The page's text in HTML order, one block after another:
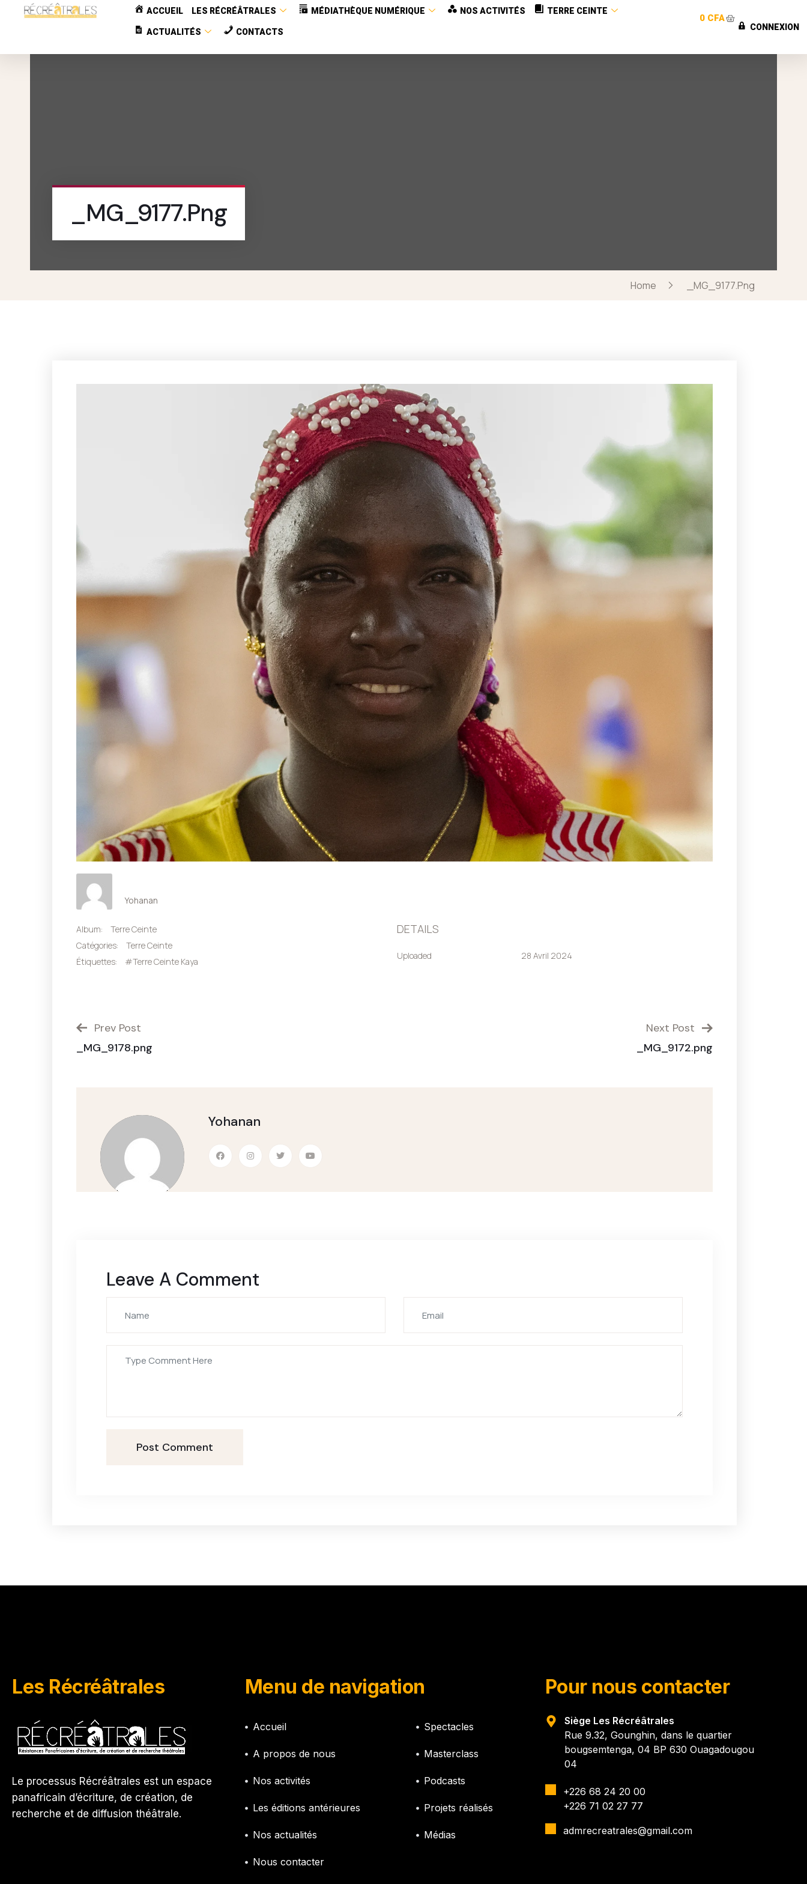
ACCUEIL LES RÉCRÉÂTRALES MÉDIATHÈQUE NUMÉRIQUE NOS ACTIVITÉS TERRE CEINTE
ACTUALITÉS CONTACTS
0 CFA
CONNEXION
_MG_9177.png
Home _MG_9177.png
Yohanan
Album:
Terre Ceinte
Catégories:
Terre Ceinte
Étiquettes:
#Terre Ceinte Kaya
DETAILS
Uploaded 28 Avril 2024
Prev Post
_MG_9178.png
Next Post
_MG_9172.png
Yohanan
Leave A Comment
Post Comment
Les Récréâtrales
Le processus Récréâtrales est un espace
panafricain d’écriture, de création, de
recherche et de diffusion théâtrale.
Menu de navigation
Accueil
A propos de nous
Nos activités
Les éditions antérieures
Nos actualités
Nous contacter
Spectacles
Masterclass
Podcasts
Projets réalisés
Médias
Pour nous contacter
Siège Les Récréâtrales
Rue 9.32, Gounghin, dans le quartier
bougsemtenga, 04 BP 630 Ouagadougou
04
+226 68 24 20 00
+226 71 02 27 77
admrecreatrales@gmail.com